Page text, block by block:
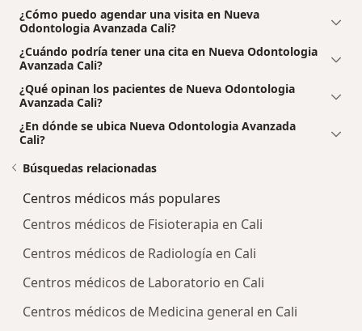
¿Cómo puedo agendar una visita en Nueva
Odontologia Avanzada Cali?
¿Cuándo podría tener una cita en Nueva Odontologia
Avanzada Cali?
¿Qué opinan los pacientes de Nueva Odontologia
Avanzada Cali?
¿En dónde se ubica Nueva Odontologia Avanzada
Cali?
Búsquedas relacionadas
Centros médicos más populares
Centros médicos de Fisioterapia en Cali
Centros médicos de Radiología en Cali
Centros médicos de Laboratorio en Cali
Centros médicos de Medicina general en Cali